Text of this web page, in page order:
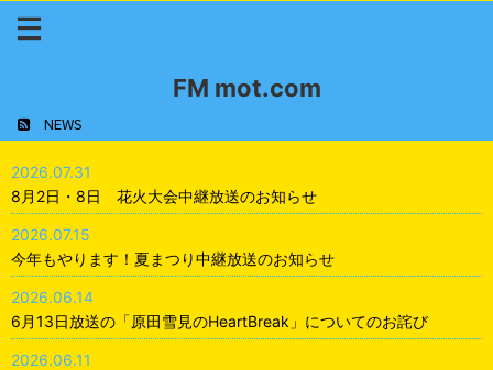
FM mot.com
NEWS
2026.07.31
8月2日・8日 花火大会中継放送のお知らせ
2026.07.15
今年もやります！夏まつり中継放送のお知らせ
2026.06.14
6月13日放送の「原田雪見のHeartBreak」についてのお詫び
2026.06.11